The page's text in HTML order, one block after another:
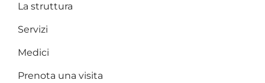
La struttura
Servizi
Medici
Prenota una visita